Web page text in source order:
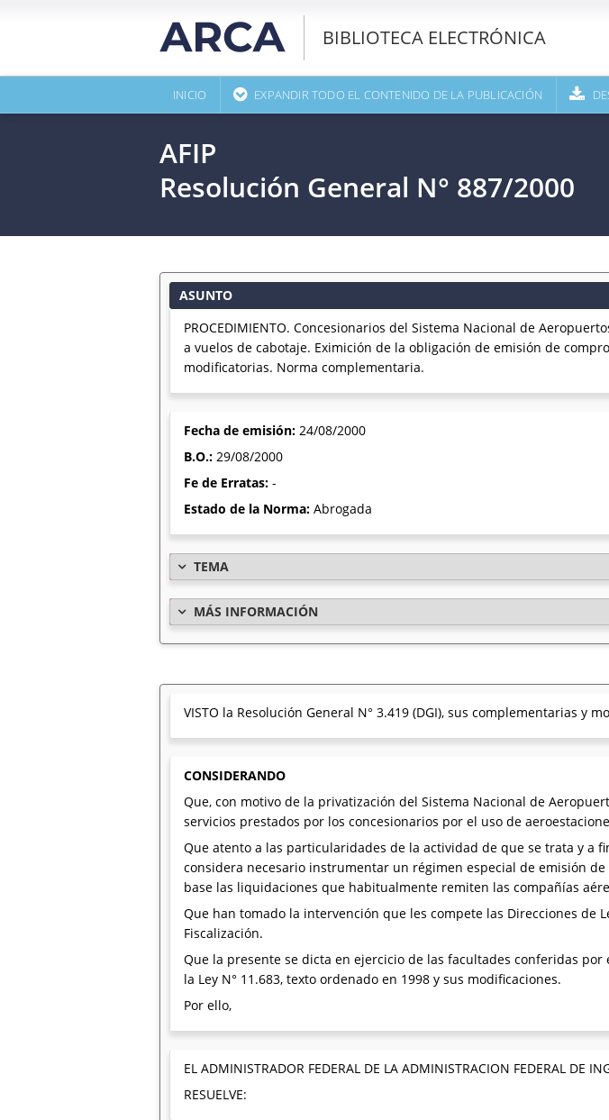
BIBLIOTECA ELECTRÓNICA
INICIO EXPANDIR TODO EL CONTENIDO DE LA PUBLICACIÓN
AFIP
Resolución General N° 887/2000
ASUNTO
PROCEDIMIENTO. Concesionarios del Sistema Nacional de
a vuelos de cabotaje. Eximición de la obligación de emisión de
modificatorias. Norma complementaria.
Fecha de emisión: 24/08/2000
B.O.: 29/08/2000
Fe de Erratas: -
Estado de la Norma: Abrogada
TEMA
MÁS INFORMACIÓN
VISTO la Resolución General N° 3.419 (DGI), sus complementarias y
CONSIDERANDO
Que, con motivo de la privatización del Sistema Nacional de
servicios prestados por los concesionarios por el uso de
Que atento a las particularidades de la actividad de que se trata y a
considera necesario instrumentar un régimen especial de emisión
base las liquidaciones que habitualmente remiten las compañías
Que han tomado la intervención que les compete las Direcciones de
Fiscalización.
Que la presente se dicta en ejercicio de las facultades conferidas
la Ley N° 11.683, texto ordenado en 1998 y sus modificaciones.
Por ello,
EL ADMINISTRADOR FEDERAL DE LA ADMINISTRACION FEDERAL DE
RESUELVE: